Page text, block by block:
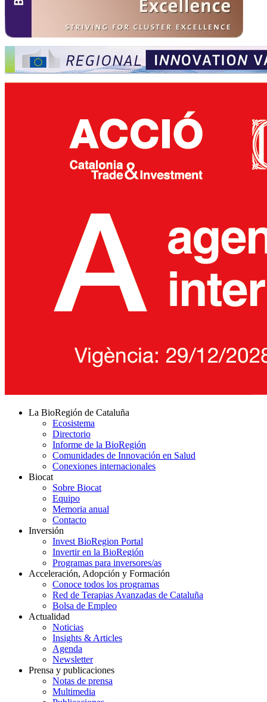
La BioRegión de Cataluña
Ecosistema
Directorio
Informe de la BioRegión
Comunidades de Innovación en Salud
Conexiones internacionales
Biocat
Sobre Biocat
Equipo
Memoria anual
Contacto
Inversión
Invest BioRegion Portal
Invertir en la BioRegión
Programas para inversores/as
Acceleración, Adopción y Formación
Conoce todos los programas
Red de Terapias Avanzadas de Cataluña
Bolsa de Empleo
Actualidad
Noticias
Insights & Articles
Agenda
Newsletter
Prensa y publicaciones
Notas de prensa
Multimedia